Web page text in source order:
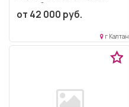
служебных помещений..
Полный рабочий день..
от 42 000 руб.
г Калтан